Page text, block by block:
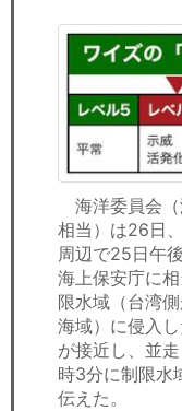
セミナー
経済ニュース
労務顧問
飲食店情報
海洋委員会（
相当）は26日
周辺で25日午
海上保安庁に
限水域（台湾
海域）に侵入
が接近し、並
時3分に制限水
伝えた。